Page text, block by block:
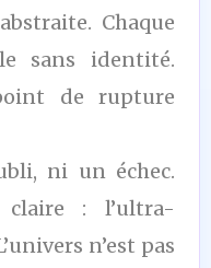
Chaque
sans identité.
de rupture
ni un échec.
claire : l’ultra-
n’est pas